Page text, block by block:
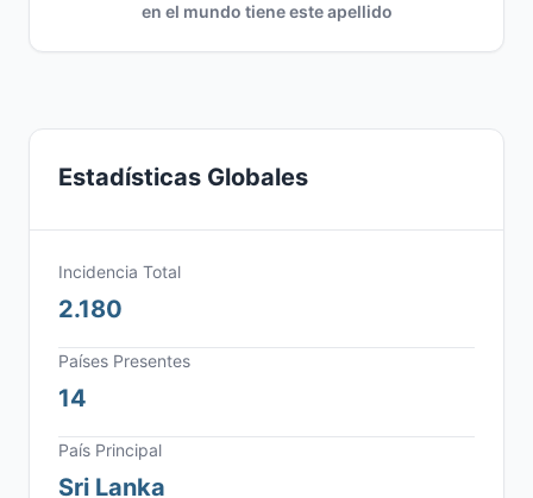
en el mundo tiene este apellido
Estadísticas Globales
Incidencia Total
2.180
Países Presentes
14
País Principal
Sri Lanka